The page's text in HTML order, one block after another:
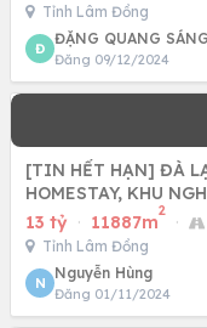
Tỉnh Lâm Đồng
Đ
ĐẶNG QUANG SÁNG
Đăng 09/12/2024
[TIN HẾT HẠN] ĐÀ
HOMESTAY, KHU
13 tỷ · 11887m
2
·
Tỉnh Lâm Đồng
N
Nguyễn Hùng
Đăng 01/11/2024